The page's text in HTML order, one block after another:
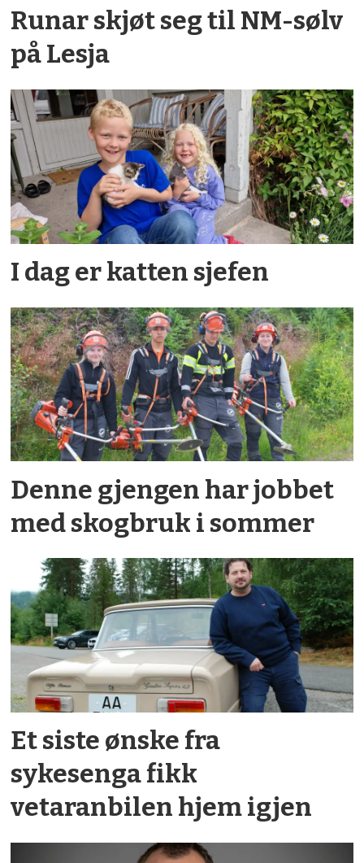
Runar skjøt seg til NM-sølv
på Lesja
I dag er katten sjefen
Denne gjengen har jobbet
med skogbruk i sommer
Et siste ønske fra
sykesenga fikk
vetaranbilen hjem igjen